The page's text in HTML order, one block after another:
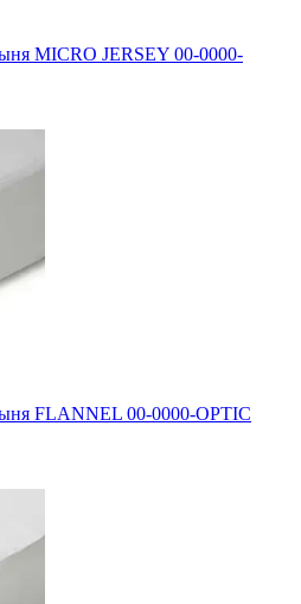
MICRO JERSEY 00-0000-
FLANNEL 00-0000-OPTIC